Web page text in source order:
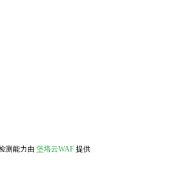
测能力由 堡塔云WAF 提供